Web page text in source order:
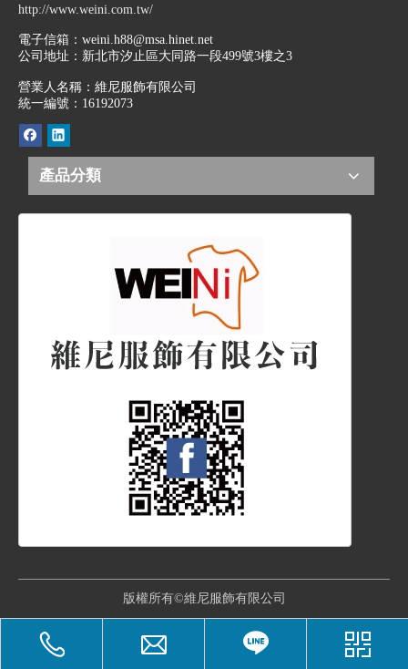
http://www.weini.com.tw/
電子信箱： weini.h88@msa.hinet.net
公司地址： 新北市汐止區大同路一段499號3樓之3
營業人名稱：維尼服飾有限公司
統一編號：16192073
產品分類
版權所有©維尼服飾有限公司